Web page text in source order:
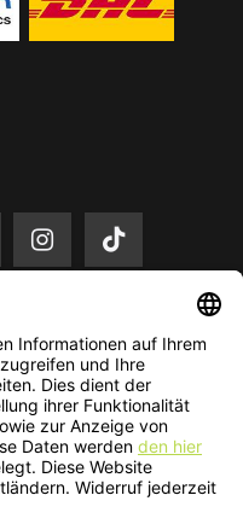
zzgl. Versandkosten.
solange der Vorrat reicht.
Co. KG - All Rights Reserved.​